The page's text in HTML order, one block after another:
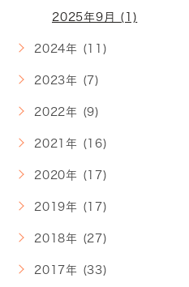
2025年9月 (1)
2024年 (11)
2023年 (7)
2022年 (9)
2021年 (16)
2020年 (17)
2019年 (17)
2018年 (27)
2017年 (33)